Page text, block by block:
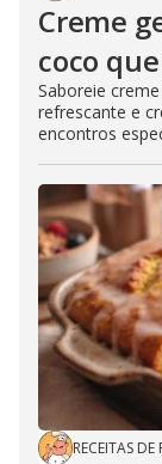
Creme
coco
Saboreie
refrescante e
encontros
RECEITAS DE